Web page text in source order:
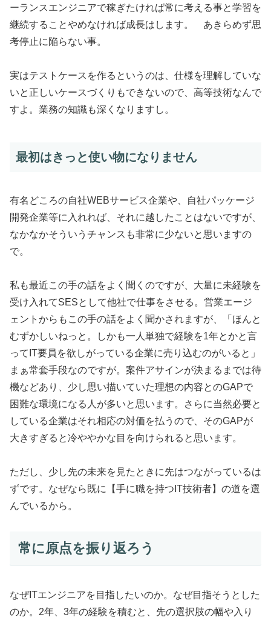
ーランスエンジニアで稼ぎたければ常に考える事と学習を
継続することやめなければ成長はします。 あきらめず思
考停止に陥らない事。
実はテストケースを作るというのは、仕様を理解していな
いと正しいケースづくりもできないので、高等技術なんで
すよ。業務の知識も深くなりますし。
最初はきっと使い物になりません
有名どころの自社WEBサービス企業や、自社パッケージ
開発企業等に入れれば、それに越したことはないですが、
なかなかそういうチャンスも非常に少ないと思いますの
で。
私も最近この手の話をよく聞くのですが、大量に未経験を
受け入れてSESとして他社で仕事をさせる。営業エージ
ェントからもこの手の話をよく聞かされますが、「ほんと
むずかしいねっと。しかも一人単独で経験を1年とかと言
ってIT要員を欲しがっている企業に売り込むのがいると」
まぁ常套手段なのですが。案件アサインが決まるまでは待
機などあり、少し思い描いていた理想の内容とのGAPで
困難な環境になる人が多いと思います。さらに当然必要と
している企業はそれ相応の対価を払うので、そのGAPが
大きすぎると冷ややかな目を向けられると思います。
ただし、少し先の未来を見たときに先はつながっているは
ずです。なぜなら既に【手に職を持つIT技術者】の道を選
んでいるから。
常に原点を振り返ろう
なぜITエンジニアを目指したいのか。なぜ目指そうとした
のか。2年、3年の経験を積むと、先の選択肢の幅や入り